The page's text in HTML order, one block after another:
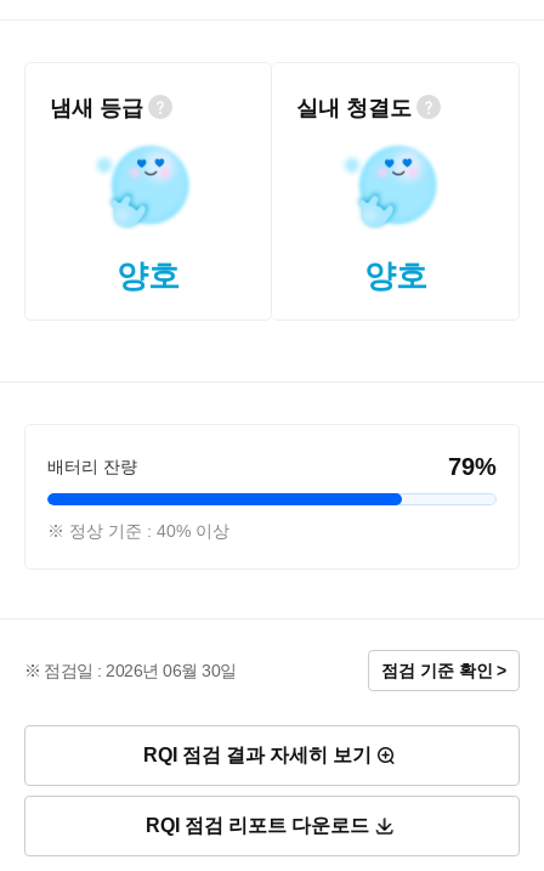
냄새 등급
양호
실내 청결도
양호
배터리 잔량 79%
※ 정상 기준 : 40% 이상
점검일 : 2026년 06월 30일 점검 기준 확인
RQI 점검 결과 자세히 보기
RQI 점검 리포트 다운로드